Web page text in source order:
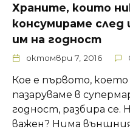
Храните, които
консумираме след
им на годност
октомври 7, 2016
Кое е първото, което
пазаруваме в
годност, разбира се.
важен? Нима